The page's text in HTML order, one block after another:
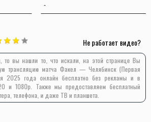
-
Не работает видео?
то вы нашли то, что искали, на этой странице Вы
трансляцию матча Факел — Челябинск (Первая
2025 года онлайн бесплатно без рекламы и в
и 1080p. Также мы предоставляем бесплатный
телефона, и даже ТВ и планшета.